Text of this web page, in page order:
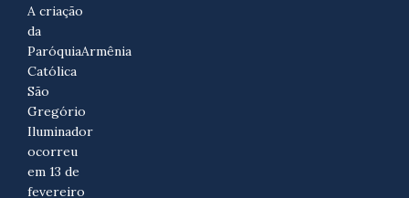
A criação
da
ParóquiaArmênia
Católica
São
Gregório
Iluminador
ocorreu
em 13 de
fevereiro